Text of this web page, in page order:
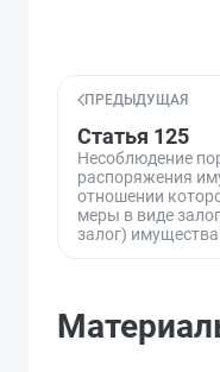
ПРЕДЫДУЩАЯ
Статья 125
Несоблюдение
распоряжения
отношении
меры в виде
залог)